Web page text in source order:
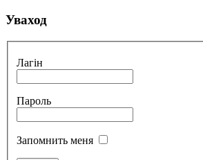
Уваход
Лагін
Пароль
Запомнить меня